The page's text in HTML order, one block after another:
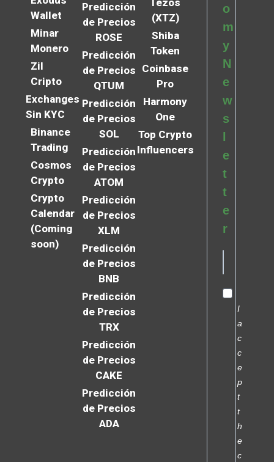
Wallet
Minar
Monero
Zil
Cripto
Exchanges
Sin KYC
Binance
Trading
Cosmos
Crypto
Crypto
Calendar
(Coming
soon)
Predicción
de Precios
ROSE
Predicción
de Precios
QTUM
Predicción
de Precios
SOL
Predicción
de Precios
ATOM
Predicción
de Precios
XLM
Predicción
de Precios
BNB
Predicción
de Precios
TRX
Predicción
de Precios
CAKE
Predicción
de Precios
ADA
Tezos
(XTZ)
Shiba
Token
Coinbase
Pro
Harmony
One
Top Crypto
Influencers
o
m
y
N
e
w
s
e
t
t
e
r
I
a
c
c
e
p
t
t
h
e
c